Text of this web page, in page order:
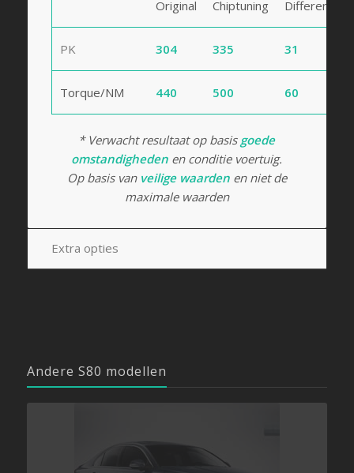
Original Chiptuning Difference
PK 304 335 31
Torque/NM 440 500 60
* Verwacht resultaat op basis goede
omstandigheden en conditie voertuig.
Op basis van veilige waardenen niet de
maximale waarden
Extra opties
Andere S80 modellen